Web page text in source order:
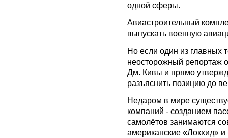
одной сферы.
Авиастроительный
выпускать военную
Но если один из главных
неосторожный репортаж
Дм. Кивы и прямо
разъяснить позицию до
Недаром в мире
компаний - созданием
самолётов занимаются
американские «Локхид»